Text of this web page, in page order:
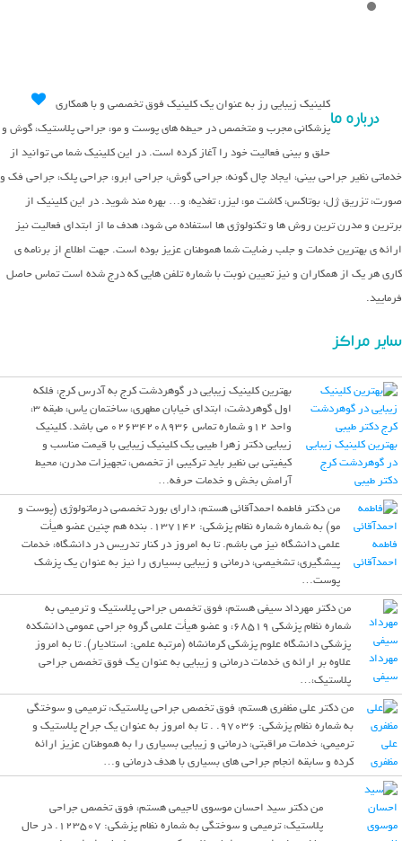
درباره ما
کلینیک زیبایی رز به عنوان یک کلینیک فوق تخصصی و با همکاری
پزشکانی مجرب و متخصص در حیطه های پوست و مو، جراحی پلاستیک، گوش و
حلق و بینی فعالیت خود را آغاز کرده است. در این کلینیک شما می توانید از
خدماتی نظیر جراحی بینی، ایجاد چال گونه، جراحی گوش، جراحی ابرو، جراحی پلک، جراحی فک و
صورت، تزریق ژل، بوتاکس، کاشت مو، لیزر، تغذیه، و… بهره مند شوید. در این کلینیک از
برترین و مدرن ترین روش ها و تکنولوژی ها استفاده می شود، هدف ما از ابتدای فعالیت نیز
ارائه ی بهترین خدمات و جلب رضایت شما هموطنان عزیز بوده است. جهت اطلاع از برنامه ی
کاری هر یک از همکاران و نیز تعیین نوبت با شماره تلفن هایی که درج شده است تماس حاصل
فرمایید.
سایر مراکز
بهترین کلینیک زیبایی
در گوهردشت کرج
دکتر طیبی
بهترین کلینیک زیبایی در گوهردشت کرج به آدرس کرج، فلکه
اول گوهردشت، ابتدای خیابان مطهری، ساختمان یاس، طبقه ۳،
واحد ۱۲و شماره تماس 02634208936 می باشد. کلینیک
زیبایی دکتر زهرا طیبی یک کلینیک زیبایی با قیمت مناسب و
کیفیتی بی نظیر باید ترکیبی از تخصص، تجهیزات مدرن، محیط
آرامش ­بخش و خدمات حرفه…
فاطمه
احمدآقائی
من دکتر فاطمه احمدآقائی هستم، دارای بورد تخصصی درماتولوژی (پوست و
مو) به شماره شماره نظام پزشکی: 137142. بنده هم چنین عضو هیأت
علمی دانشگاه نیز می باشم. تا به امروز در کنار تدریس در دانشگاه، خدمات
پیشگیری، تشخیصی، درمانی و زیبایی بسیاری را نیز به عنوان یک پزشک
پوست…
مهرداد
سیفی
من دکتر مهرداد سیفی هستم، فوق تخصص جراحی پلاستیک و ترمیمی به
شماره نظام پزشکی 68519، و عضو هیأت علمی گروه جراحی عمومی دانشکده
پزشکی دانشگاه علوم پزشکی کرمانشاه (مرتبه علمی: استادیار). تا به امروز
علاوه بر ارائه ی خدمات درمانی و زیبایی به عنوان یک فوق تخصص جراحی
پلاستیک،…
علی
مظفری
من دکتر علی مظفری هستم، فوق تخصص جراحی پلاستیک، ترمیمی و سوختگی
به شماره نظام پزشکی: 97036. . تا به امروز به عنوان یک جراح پلاستیک و
ترمیمی، خدمات مراقبتی، درمانی و زیبایی بسیاری را به هموطنان عزیز ارائه
کرده و سابقه انجام جراحی های بسیاری با هدف درمانی و…
من دکتر سید احسان موسوی لاجیمی هستم، فوق تخصص جراحی
پلاستیک، ترمیمی و سوختگی به شماره نظام پزشکی: 123507. در حال